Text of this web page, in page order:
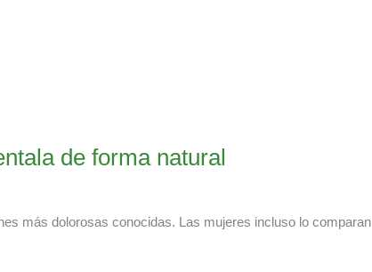
de forma natural
más dolorosas conocidas. Las mujeres incluso lo comparan